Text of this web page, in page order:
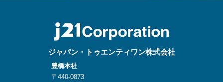
ジャパン・トゥエンティワン株式会社
豊橋本社
〒440-0873